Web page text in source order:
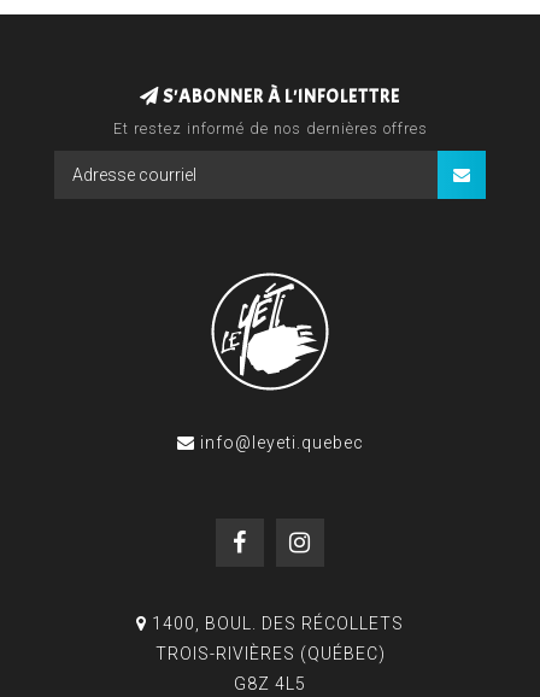
S'ABONNER À L'INFOLETTRE
Et restez informé de nos dernières offres
info@leyeti.quebec
1400, BOUL. DES RÉCOLLETS
TROIS-RIVIÈRES (QUÉBEC)
G8Z 4L5